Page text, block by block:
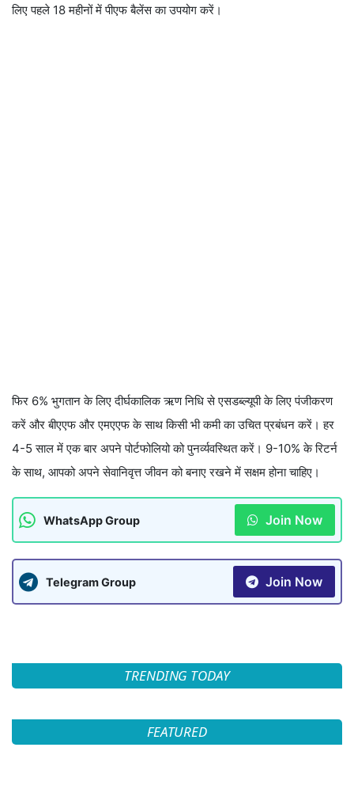
लिए पहले 18 महीनों में पीएफ बैलेंस का उपयोग करें।
फिर 6% भुगतान के लिए दीर्घकालिक ऋण निधि से एसडब्ल्यूपी के लिए पंजीकरण
करें और बीएएफ और एमएएफ के साथ किसी भी कमी का उचित प्रबंधन करें। हर
4-5 साल में एक बार अपने पोर्टफोलियो को पुनर्व्यवस्थित करें। 9-10% के रिटर्न
के साथ, आपको अपने सेवानिवृत्त जीवन को बनाए रखने में सक्षम होना चाहिए।
WhatsApp Group Join Now
Telegram Group Join Now
TRENDING TODAY
FEATURED